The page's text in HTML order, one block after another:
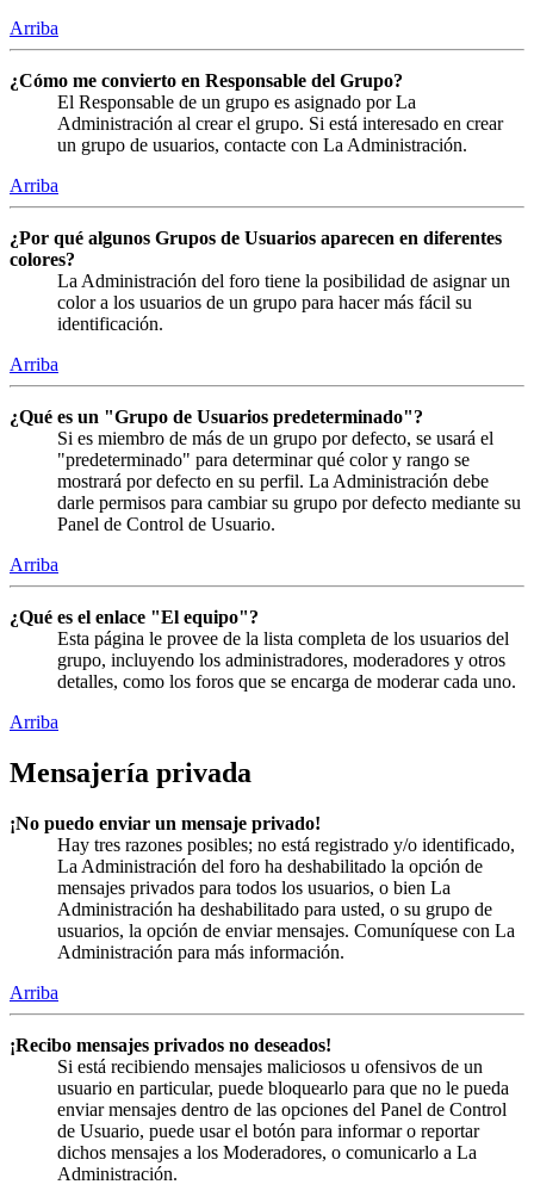
Arriba
¿Cómo me convierto en Responsable del Grupo?
El Responsable de un grupo es asignado por La
Administración al crear el grupo. Si está interesado en crear
un grupo de usuarios, contacte con La Administración.
Arriba
¿Por qué algunos Grupos de Usuarios aparecen en diferentes
colores?
La Administración del foro tiene la posibilidad de asignar un
color a los usuarios de un grupo para hacer más fácil su
identificación.
Arriba
¿Qué es un "Grupo de Usuarios predeterminado"?
Si es miembro de más de un grupo por defecto, se usará el
"predeterminado" para determinar qué color y rango se
mostrará por defecto en su perfil. La Administración debe
darle permisos para cambiar su grupo por defecto mediante su
Panel de Control de Usuario.
Arriba
¿Qué es el enlace "El equipo"?
Esta página le provee de la lista completa de los usuarios del
grupo, incluyendo los administradores, moderadores y otros
detalles, como los foros que se encarga de moderar cada uno.
Arriba
Mensajería privada
¡No puedo enviar un mensaje privado!
Hay tres razones posibles; no está registrado y/o identificado,
La Administración del foro ha deshabilitado la opción de
mensajes privados para todos los usuarios, o bien La
Administración ha deshabilitado para usted, o su grupo de
usuarios, la opción de enviar mensajes. Comuníquese con La
Administración para más información.
Arriba
¡Recibo mensajes privados no deseados!
Si está recibiendo mensajes maliciosos u ofensivos de un
usuario en particular, puede bloquearlo para que no le pueda
enviar mensajes dentro de las opciones del Panel de Control
de Usuario, puede usar el botón para informar o reportar
dichos mensajes a los Moderadores, o comunicarlo a La
Administración.